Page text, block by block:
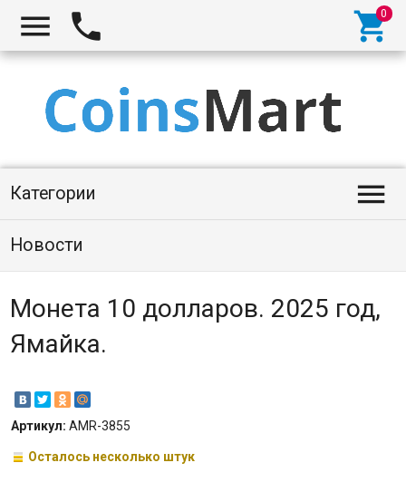
  
Категории 
Новости
Монета 10 долларов. 2025 год,
Ямайка.
Артикул: AMR-3855
Осталось несколько штук